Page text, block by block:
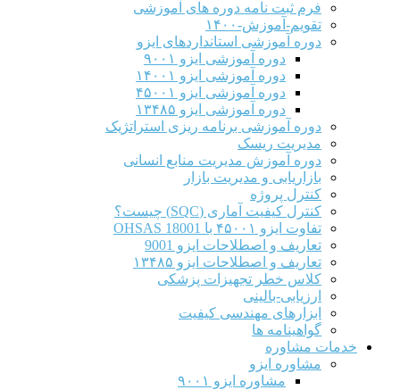
فرم ثبت نامه دوره های آموزشی
تقویم-آموزش-۱۴۰۰
دوره آموزشی استانداردهای ایزو
دوره آموزشی ایزو ۹۰۰۱
دوره آموزشی ایزو ۱۴۰۰۱
دوره آموزشی ایزو ۴۵۰۰۱
دوره آموزشی ایزو ۱۳۴۸۵
دوره آموزشی برنامه ریزی استراتژیک
مدیریت ریسک
دوره آموزش مدیریت منابع انسانی
بازاریابی و مدیریت بازار
کنترل پروژه
کنترل کیفیت آماری (SQC) چیست؟
تفاوت ایزو ۴۵۰۰۱ با OHSAS 18001
تعاریف و اصطلاحات ایزو 9001
تعاریف و اصطلاحات ایزو ۱۳۴۸۵
کلاس خطر تجهیزات پزشکی
ارزیابی-بالینی
ابزارهای مهندسی کیفیت
گواهینامه ها
خدمات مشاوره
مشاوره ایزو
مشاوره ایزو ۹۰۰۱